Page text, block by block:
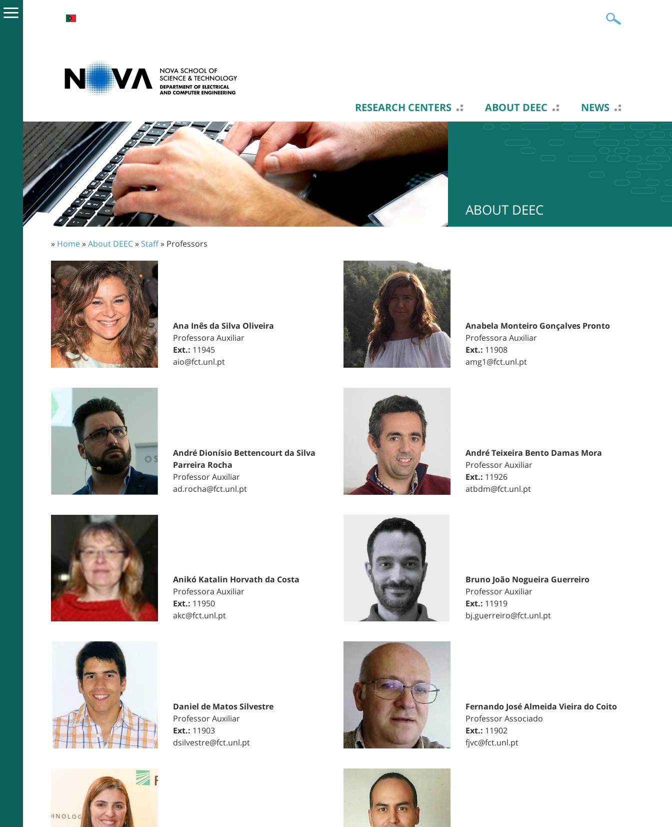
RESEARCH CENTERS ABOUT DEEC NEWS
ABOUT DEEC
» Home»About DEEC» Staff» Professors
Ana Inês da Silva Oliveira
Professora Auxiliar
Ext.: 11945
aio@fct.unl.pt
Anabela Monteiro Gonçalves Pronto
Professora Auxiliar
Ext.: 11908
amg1@fct.unl.pt
André Dionísio Bettencourt da Silva
Parreira Rocha
Professor Auxiliar
ad.rocha@fct.unl.pt
André Teixeira Bento Damas Mora
Professor Auxiliar
Ext.: 11926
atbdm@fct.unl.pt
Anikó Katalin Horvath da Costa
Professora Auxiliar
Ext.: 11950
akc@fct.unl.pt
Bruno João Nogueira Guerreiro
Professor Auxiliar
Ext.: 11919
bj.guerreiro@fct.unl.pt
Daniel de Matos Silvestre
Professor Auxiliar
Ext.: 11903
dsilvestre@fct.unl.pt
Fernando José Almeida Vieira do Coito
Professor Associado
Ext.: 11902
fjvc@fct.unl.pt